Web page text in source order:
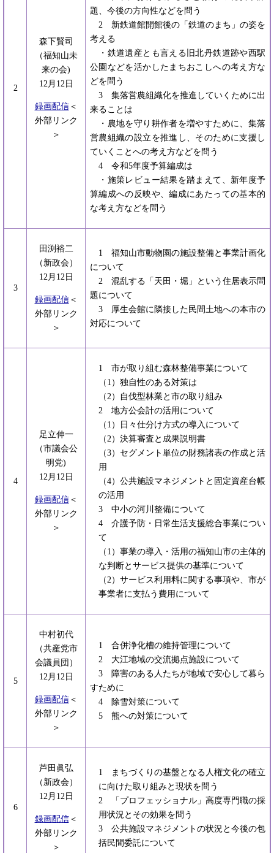
2
森下賢司
（福知山未
来の会)
12月12日
録画配信＜
外部リンク
＞
題、今後の方向性などを問う
2 新鉄道館開館後の「鉄道のまち」の姿を
考える
・鉄道遺産とも言える旧北丹鉄道跡や西駅
公園などを活かしたまちおこしへの考え方な
どを問う
3 集落営農組織化を推進していくために出
来ることは
・農地を守り耕作者を増やすために、集落
営農組織の設立を推進し、そのために支援し
ていくことへの考え方などを問う
4 令和5年度予算編成は
・施策レビュー結果を踏まえて、新年度予
算編成への反映や、編成にあたっての基本的
な考え方などを問う
3
田渕裕二
（新政会）
12月12日
録画配信＜
外部リンク
＞
1 福知山市動物園の施設整備と事業計画化
について
2 混乱する「天田・堀」という住居表示問
題について
3 厚生会館に隣接した民間土地への本市の
対応について
4
足立伸一
（市議会公
明党)
12月12日
録画配信＜
外部リンク
＞
1 市が取り組む森林整備事業について
（1）独自性のある対策は
（2）自伐型林業と市の取り組み
2 地方公会計の活用について
（1）日々仕分け方式の導入について
（2）決算審査と成果説明書
（3）セグメント単位の財務諸表の作成と活
用
（4）公共施設マネジメントと固定資産台帳
の活用
3 中小の河川整備について
4 介護予防・日常生活支援総合事業につい
て
（1）事業の導入・活用の福知山市の主体的
な判断とサービス提供の基準について
（2）サービス利用料に関する事項や、市が
事業者に支払う費用について
5
中村初代
（共産党市
会議員団）
12月12日
録画配信＜
外部リンク
＞
1 合併浄化槽の維持管理について
2 大江地域の交流拠点施設について
3 障害のある人たちが地域で安心して暮ら
すために
4 除雪対策について
5 熊への対策について
6
芦田眞弘
（新政会）
12月12日
録画配信＜
外部リンク
＞
1 まちづくりの基盤となる人権文化の確立
に向けた取り組みと現状を問う
2 「プロフェッショナル」高度専門職の採
用状況とその効果を問う
3 公共施設マネジメントの状況と今後の包
括民間委託について